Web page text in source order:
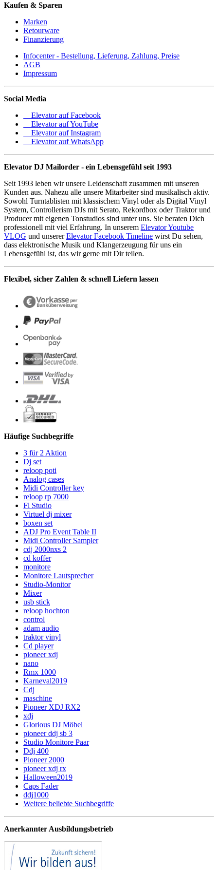
Kaufen & Sparen
Marken
Retourware
Finanzierung
Infocenter - Bestellung, Lieferung, Zahlung, Preise
AGB
Impressum
Social Media
Elevator auf Facebook
Elevator auf YouTube
Elevator auf Instagram
Elevator auf WhatsApp
Elevator DJ Mailorder - ein Lebensgefühl seit 1993
Seit 1993 leben wir unsere Leidenschaft zusammen mit unseren
Kunden aus. Nahezu alle unsere Mitarbeiter sind musikalisch aktiv.
Sowohl Turntablisten mit klassischem Vinyl oder als Digital Vinyl
System, Controllerism DJs mit Serato, Rekordbox oder Traktor und
Producer mit eigenen Tonstudios sind unter uns. Sie beraten Dich
professionell mit viel Erfahrung. In unserem Elevator Youtube
VLOG und unsererElevator Facebook Timeline wirst Du sehen,
dass elektronische Musik und Klangerzeugung für uns ein
Lebensgefühl ist, das wir gerne mit Dir teilen.
Flexibel, sicher Zahlen & schnell Liefern lassen
Häufige Suchbegriffe
3 für 2 Aktion
Dj set
reloop poti
Analog cases
Midi Controller key
reloop rp 7000
Fl Studio
Virtuel dj mixer
boxen set
ADJ Pro Event Table II
Midi Controller Sampler
cdj 2000nxs 2
cd koffer
monitore
Monitore Lautsprecher
Studio-Monitor
Mixer
usb stick
reloop hochton
control
adam audio
traktor vinyl
Cd player
pioneer xdj
nano
Rmx 1000
Karneval2019
Cdj
maschine
Pioneer XDJ RX2
xdj
Glorious DJ Möbel
pioneer ddj sb 3
Studio Monitore Paar
Ddj 400
Pioneer 2000
pioneer xdj rx
Halloween2019
Caps Fader
ddj1000
Weitere beliebte Suchbegriffe
Anerkannter Ausbildungsbetrieb